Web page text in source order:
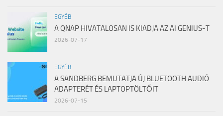
EGYÉB
A QNAP HIVATALOSAN IS KIADJA AZ AI GENIUS-T
2026-07-17
EGYÉB
A SANDBERG BEMUTATJA ÚJ BLUETOOTH AUDIÓ
ADAPTERÉT ÉS LAPTOPTÖLTŐIT
2026-07-15